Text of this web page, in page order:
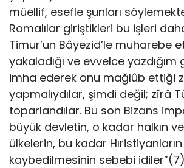
müellif, esefle şunları
Romalılar giriştikleri bu işleri
Timur’un Bâyezid’le muharebe
yakaladığı ve evvelce
imha ederek onu mağlûb ettiği
yapmalıydılar, şimdi değil; zîrâ
toparlandılar. Bu son Bizans
büyük devletin, o kadar halkın
ülkelerin, bu kadar Hıristiyanların
kaybedilmesinin sebebi